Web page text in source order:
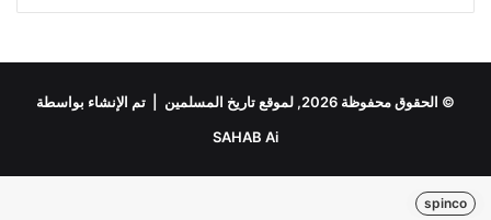
© الحقوق محفوظة 2026, لموقع تاريخ المسلمين | تم الإنشاء بواسطة
SAHAB Ai
spinco